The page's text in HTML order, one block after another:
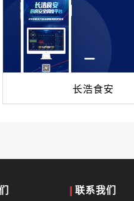
长浩食安
联系我们